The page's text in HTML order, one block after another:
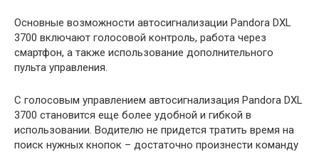
Основные возможности автосигнализации Pandora DXL
3700 включают голосовой контроль, работа через
смартфон, а также использование дополнительного
пульта управления.
С голосовым управлением автосигнализация Pandora DXL
3700 становится еще более удобной и гибкой в
использовании. Водителю не придется тратить время на
поиск нужных кнопок – достаточно произнести команду